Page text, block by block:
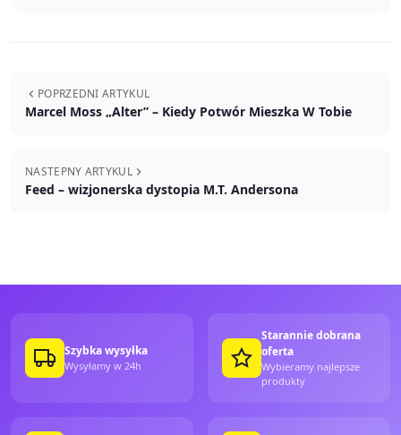
POPRZEDNI ARTYKUL
Marcel Moss „Alter” – Kiedy Potwór Mieszka W Tobie
NASTEPNY ARTYKUL
Feed – wizjonerska dystopia M.T. Andersona
Szybka wysyłka
Wysyłamy w 24h
Starannie dobrana
oferta
Wybieramy najlepsze
produkty